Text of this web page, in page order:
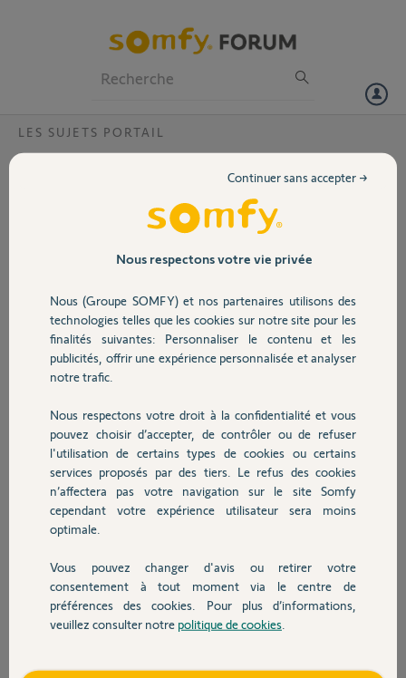
Volet
Sécurité
Domotique
Chauffage
Autres produits
Devis avec un pro
Contact
LES SUJETS PORTAIL
moteur slidymoove alimenté en 220 mais
j'ai mon moteur slidymoove alimenté en 220 mais ne fonctionne
Merci,
Yves L.
il y a plus de 2 ans
Réponses
Bonjour,
Quel est son âge ?
Photos des ses étiquettes ?
Quels voyants sont allumés fixe ou clignotant ?
Nous respectons votre vie privée
Nous (Groupe SOMFY) et nos partenaires utilisons des
technologies telles que les cookies sur notre site pour les
finalités suivantes: Personnaliser le contenu et les
publicités, offrir une expérience personnalisée et analyser
notre trafic.
Nous respectons votre droit à la confidentialité et vous
pouvez choisir d’accepter, de contrôler ou de refuser
l'utilisation de certains types de cookies ou certains
services proposés par des tiers. Le refus des cookies
n’affectera pas votre navigation sur le site Somfy
cependant votre expérience utilisateur sera moins
optimale.
Vous pouvez changer d'avis ou retirer votre
consentement à tout moment via le centre de
préférences des cookies. Pour plus d’informations,
veuillez consulter notre politique de cookies
Continuer sans accepter →